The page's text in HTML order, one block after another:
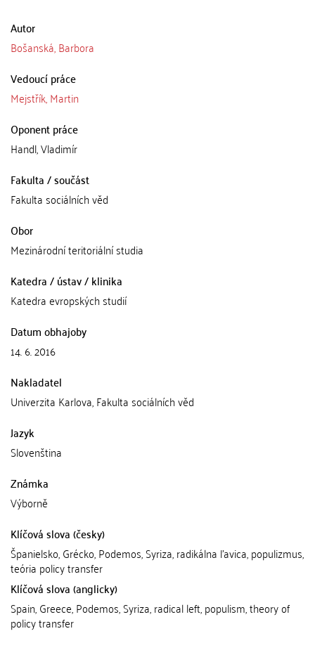
Autor
Bošanská, Barbora
Vedoucí práce
Mejstřík, Martin
Oponent práce
Handl, Vladimír
Fakulta / součást
Fakulta sociálních věd
Obor
Mezinárodní teritoriální studia
Katedra / ústav / klinika
Katedra evropských studií
Datum obhajoby
14. 6. 2016
Nakladatel
Univerzita Karlova, Fakulta sociálních věd
Jazyk
Slovenština
Známka
Výborně
Klíčová slova (česky)
Španielsko, Grécko, Podemos, Syriza, radikálna ľavica, populizmus,
teória policy transfer
Klíčová slova (anglicky)
Spain, Greece, Podemos, Syriza, radical left, populism, theory of
policy transfer